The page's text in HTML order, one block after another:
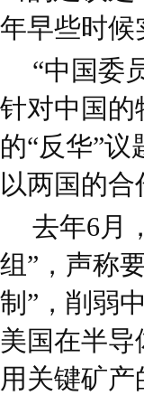
年早些时候
“中国委
针对中国的
的“反华”
以两国的合
去年6月
组”，声称
制”，削弱
美国在半
用关键矿产